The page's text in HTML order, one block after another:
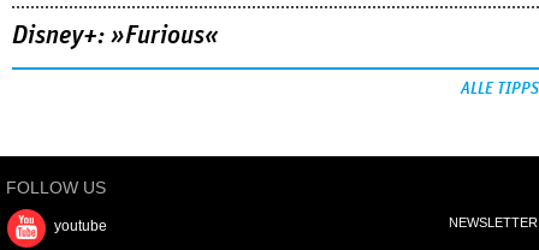
Disney+: »Furious«
ALLE TIPPS
FOLLOW US
youtube NEWSLETTER